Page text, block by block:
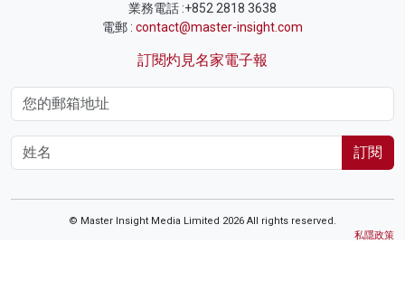
業務電話 :+852 2818 3638
電郵 : contact@master-insight.com
訂閱灼見名家電子報
訂閱
© Master Insight Media Limited 2026 All rights reserved.
私隱政策